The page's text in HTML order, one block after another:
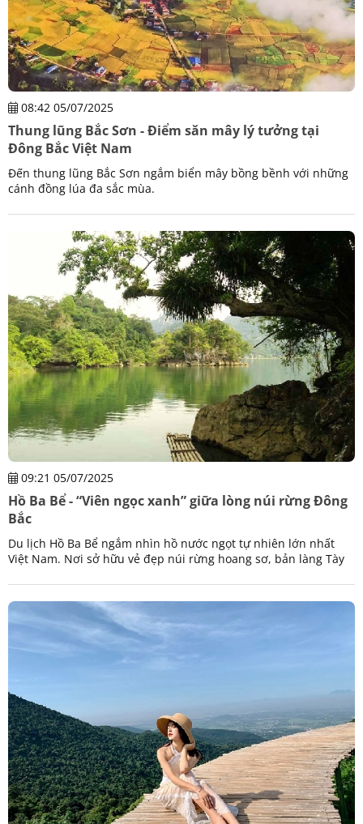
08:42 05/07/2025
Thung lũng Bắc Sơn - Điểm săn mây lý tưởng tại
Đông Bắc Việt Nam
Đến thung lũng Bắc Sơn ngắm biển mây bồng bềnh với những
cánh đồng lúa đa sắc mùa.
09:21 05/07/2025
Hồ Ba Bể - “Viên ngọc xanh” giữa lòng núi rừng Đông
Bắc
Du lịch Hồ Ba Bể ngắm nhìn hồ nước ngọt tự nhiên lớn nhất
Việt Nam. Nơi sở hữu vẻ đẹp núi rừng hoang sơ, bản làng Tày